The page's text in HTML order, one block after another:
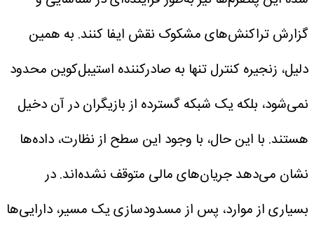
گزارش تراکنش‌های مشکوک نقش ایفا کنند. به همین
دلیل، زنجیره کنترل تنها به صادرکننده استیبل‌کوین محدود
نمی‌شود، بلکه یک شبکه گسترده از بازیگران در آن دخیل
هستند. با این حال، با وجود این سطح از نظارت، داده‌ها
نشان می‌دهد جریان‌های مالی متوقف نشده‌اند. در
بسیاری از موارد، پس از مسدودسازی یک مسیر، دارایی‌ها